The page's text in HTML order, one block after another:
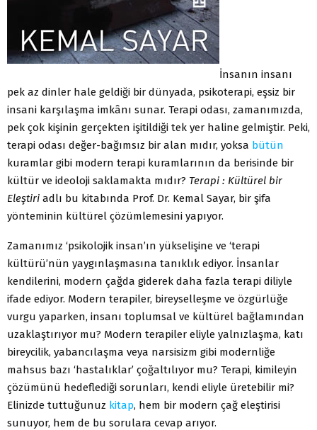
İnsanın insanı
pek az dinler hale geldiği bir dünyada, psikoterapi, eşsiz bir
insani karşılaşma imkânı sunar. Terapi odası, zamanımızda,
pek çok kişinin gerçekten işitildiği tek yer haline gelmiştir. Peki,
terapi odası değer-bağımsız bir alan mıdır, yoksa bütün
kuramlar gibi modern terapi kuramlarının da berisinde bir
kültür ve ideoloji saklamakta mıdır? Terapi : Kültürel bir
Eleştiri adlı bu kitabında Prof. Dr. Kemal Sayar, bir şifa
yönteminin kültürel çözümlemesini yapıyor.
Zamanımız ‘psikolojik insan’ın yükselişine ve ‘terapi
kültürü’nün yaygınlaşmasına tanıklık ediyor. İnsanlar
kendilerini, modern çağda giderek daha fazla terapi diliyle
ifade ediyor. Modern terapiler, bireyselleşme ve özgürlüğe
vurgu yaparken, insanı toplumsal ve kültürel bağlamından
uzaklaştırıyor mu? Modern terapiler eliyle yalnızlaşma, katı
bireycilik, yabancılaşma veya narsisizm gibi modernliğe
mahsus bazı ‘hastalıklar’ çoğaltılıyor mu? Terapi, kimileyin
çözümünü hedeflediği sorunları, kendi eliyle üretebilir mi?
Elinizde tuttuğunuz kitap, hem bir modern çağ eleştirisi
sunuyor, hem de bu sorulara cevap arıyor.